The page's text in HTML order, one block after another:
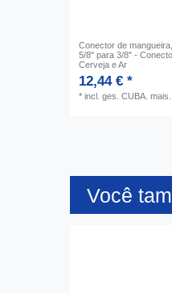
Conector de
5/8" para 3/8" -
Cerveja e Ar
12,44 € *
*incl. ges. CUBA. mais.
Você